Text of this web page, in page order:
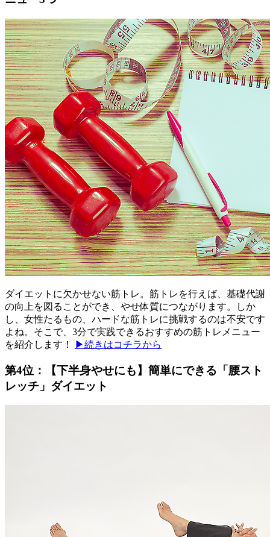
ダイエットに欠かせない筋トレ。筋トレを行えば、基礎代謝
の向上を図ることができ、やせ体質につながります。しか
し、女性たるもの、ハードな筋トレに挑戦するのは不安です
よね。そこで、3分で実践できるおすすめの筋トレメニュー
を紹介します！
▶続きはコチラから
第4位：【下半身やせにも】簡単にできる「腰スト
レッチ」ダイエット